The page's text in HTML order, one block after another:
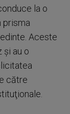
la o
prisma
Aceste
şi au o
către